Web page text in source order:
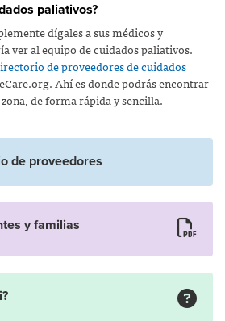
paliativos?
dígales a sus médicos y
ver al equipo de cuidados paliativos.
de proveedores de cuidados
Ahí es donde podrás encontrar
de forma rápida y sencilla.
de proveedores
y familias